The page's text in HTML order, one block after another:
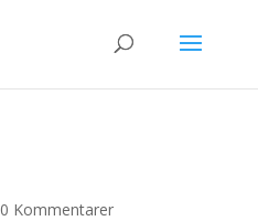
0 Kommentarer